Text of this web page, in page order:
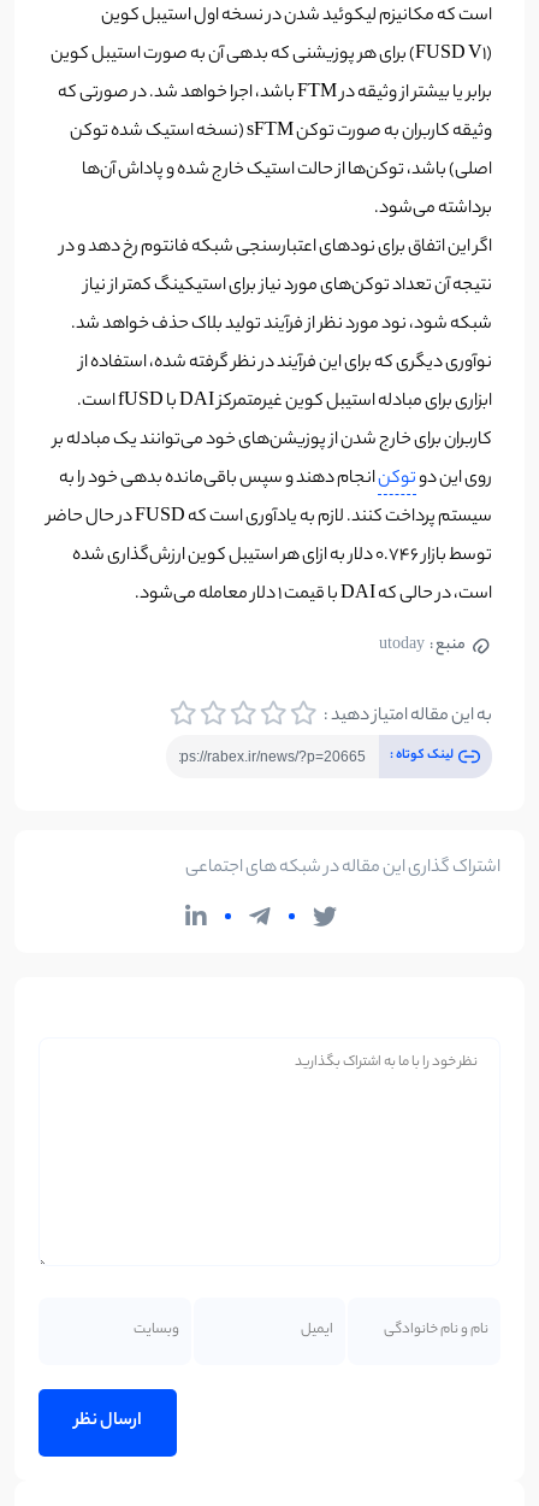
است که مکانیزم لیکوئید شدن در نسخه اول استیبل کوین
(FUSD V1) برای هر پوزیشنی که بدهی آن به صورت استیبل کوین
برابر یا بیشتر از وثیقه در FTM باشد، اجرا خواهد شد. در صورتی که
وثیقه کاربران به صورت توکن sFTM (نسخه استیک شده توکن
اصلی) باشد، توکن‌ها از حالت استیک خارج شده و پاداش آن‌ها
برداشته می‌شود.
اگر این اتفاق برای نودهای اعتبارسنجی شبکه فانتوم رخ دهد و در
نتیجه آن تعداد توکن‌های مورد نیاز برای استیکینگ کمتر از نیاز
شبکه شود، نود مورد نظر از فرآیند تولید بلاک حذف خواهد شد.
نوآوری دیگری که برای این فرآیند در نظر گرفته شده، استفاده از
ابزاری برای مبادله استیبل کوین غیرمتمرکز DAI با fUSD است.
کاربران برای خارج شدن از پوزیشن‌های خود می‌توانند یک مبادله بر
روی این دوتوکنانجام دهند و سپس باقی‌مانده بدهی خود را به
سیستم پرداخت کنند. لازم به یادآوری است که FUSD در حال حاضر
توسط بازار 0.746 دلار به ازای هر استیبل کوین ارزش‌گذاری شده
است، در حالی که DAI با قیمت 1 دلار معامله می‌شود.
منبع : utoday
به این مقاله امتیاز دهید :
لینک کوتاه :
اشتراک گذاری این مقاله در شبکه های اجتماعی